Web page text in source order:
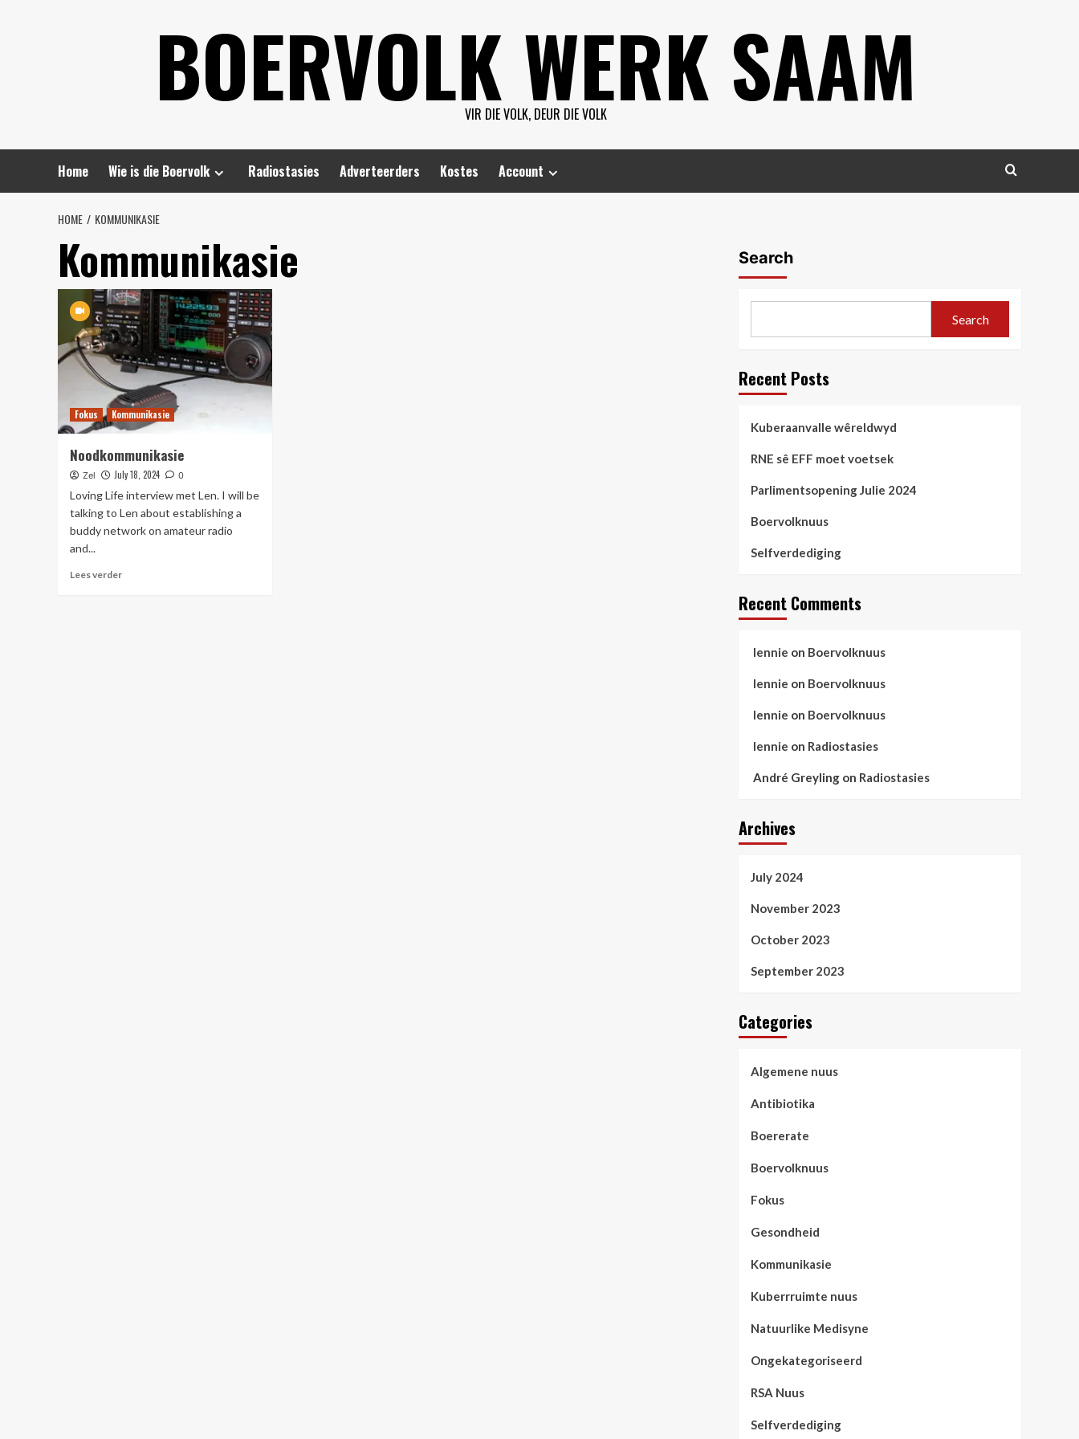
BOERVOLK WERK SAAM
VIR DIE VOLK, DEUR DIE VOLK
Home Wie is die Boervolk Radiostasies Adverteerders Kostes Account
HOME KOMMUNIKASIE
Kommunikasie
Fokus Kommunikasie
Noodkommunikasie
Zel July 18, 2024 0
Loving Life interview met Len. I will be
talking to Len about establishing a
buddy network on amateur radio
and...
Lees verder
Search
Search
Recent Posts
Kuberaanvalle wêreldwyd
RNE sê EFF moet voetsek
Parlimentsopening Julie 2024
Boervolknuus
Selfverdediging
Recent Comments
lennie on Boervolknuus
lennie on Boervolknuus
lennie on Boervolknuus
lennie on Radiostasies
André Greylingon Radiostasies
Archives
July 2024
November 2023
October 2023
September 2023
Categories
Algemene nuus
Antibiotika
Boererate
Boervolknuus
Fokus
Gesondheid
Kommunikasie
Kuberrruimte nuus
Natuurlike Medisyne
Ongekategoriseerd
RSA Nuus
Selfverdediging